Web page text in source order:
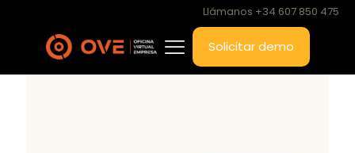
Llámanos +34 607 850 475
Solicitar demo